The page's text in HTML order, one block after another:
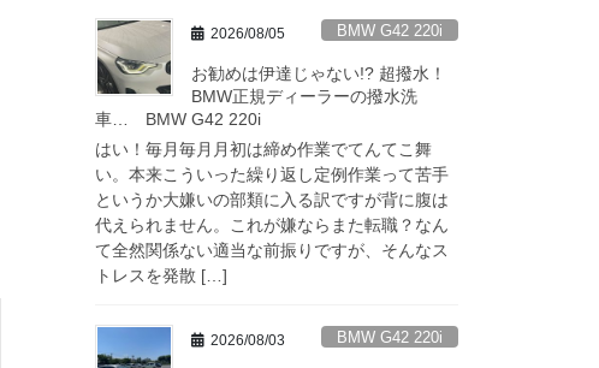
2026/08/05 BMW G42 220i
お勧めは伊達じゃない!? 超撥水！
BMW正規ディーラーの撥水洗
車… BMW G42 220i
はい！毎月毎月月初は締め作業でてんてこ舞
い。本来こういった繰り返し定例作業って苦手
というか大嫌いの部類に入る訳ですが背に腹は
代えられません。これが嫌ならまた転職？なん
て全然関係ない適当な前振りですが、そんなス
トレスを発散 […]
2026/08/03 BMW G42 220i